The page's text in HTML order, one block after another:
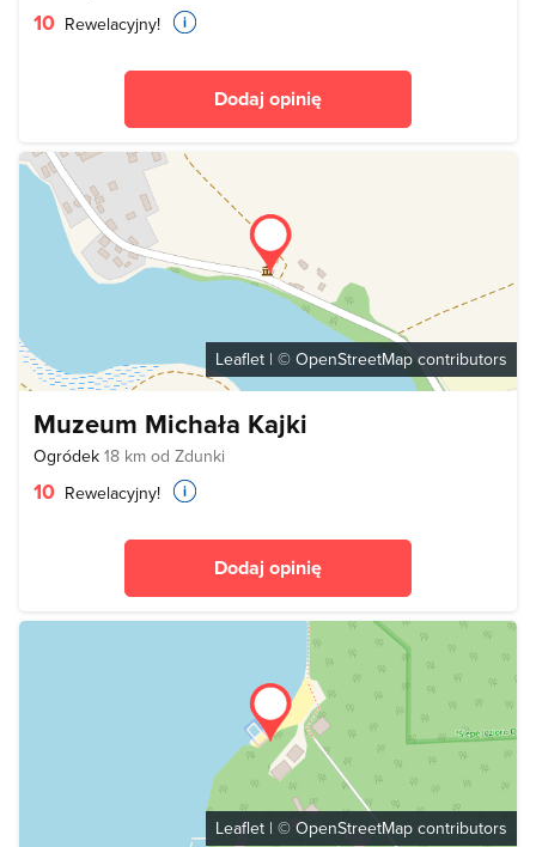
10 Rewelacyjny!
Dodaj opinię
Leaflet | © OpenStreetMap contributors
Muzeum Michała Kajki
Ogródek 18 km od Zdunki
10 Rewelacyjny!
Dodaj opinię
Leaflet | © OpenStreetMap contributors